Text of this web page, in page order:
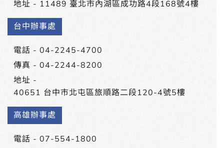
地址 - 11489 臺北市內湖區成功路4段168號4樓
台中辦事處
電話 - 04-2245-4700
傳真 - 04-2244-8200
地址 -
40651 台中市北屯區旅順路二段120-4號5樓
高雄辦事處
電話 - 07-554-1800